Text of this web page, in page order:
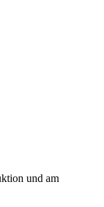
und am